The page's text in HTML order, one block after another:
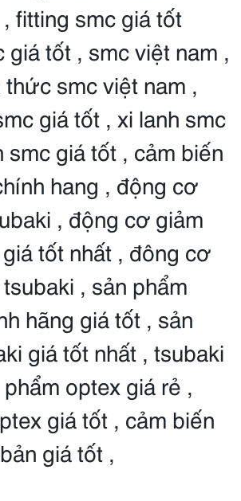
fitting smc giá tốt
giá tốt , smc việt nam ,
smc việt nam ,
giá tốt , xi lanh smc
smc giá tốt , cảm biến
hang , động cơ
, động cơ giảm
tốt nhất , đông cơ
, sản phẩm
hãng giá tốt , sản
giá tốt nhất , tsubaki
optex giá rẻ ,
giá tốt , cảm biến
giá tốt ,